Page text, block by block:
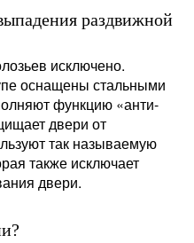
раздвижной
исключено.
оснащены стальными
функцию «анти-
двери от
так называемую
также исключает
двери.